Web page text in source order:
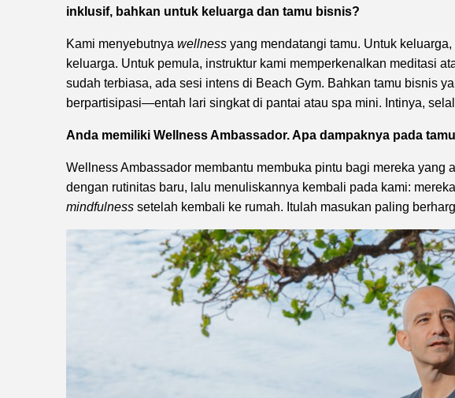
inklusif, bahkan untuk keluarga dan tamu bisnis?
Kami menyebutnya wellness yang mendatangi tamu. Untuk
keluarga. Untuk pemula, instruktur kami memperkenalkan meditasi
sudah terbiasa, ada sesi intens di Beach Gym. Bahkan tamu bisnis
berpartisipasi—entah lari singkat di pantai atau spa mini. Intinya,
Anda memiliki Wellness Ambassador. Apa dampaknya pada
Wellness Ambassador membantu membuka pintu bagi mereka yang
dengan rutinitas baru, lalu menuliskannya kembali pada kami:
mindfulness setelah kembali ke rumah. Itulah masukan paling